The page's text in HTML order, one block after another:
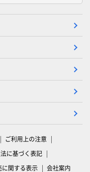
ご利用上の注意
に基づく表記
に関する表示 会社案内